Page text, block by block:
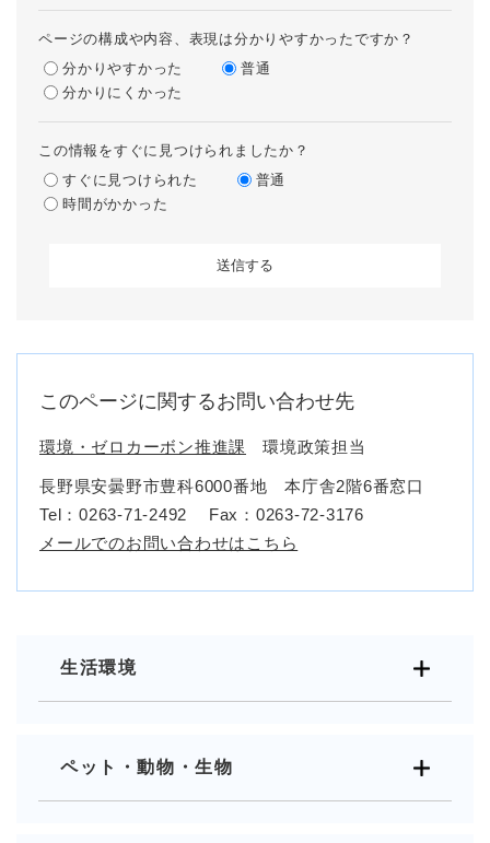
ページの構成や内容、表現は分かりやすかったですか？
分かりやすかった
普通
分かりにくかった
この情報をすぐに見つけられましたか？
すぐに見つけられた
普通
時間がかかった
このページに関するお問い合わせ先
環境・ゼロカーボン推進課 環境政策担当
長野県安曇野市豊科6000番地 本庁舎2階6番窓口
Tel：0263-71-2492
Fax：0263-72-3176
メールでのお問い合わせはこちら
生活環境
ペット・動物・生物